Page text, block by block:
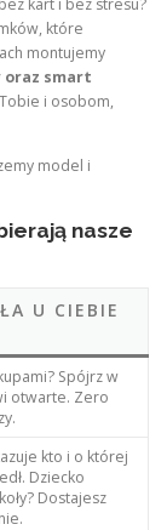
kart i bez stresu?
które
montujemy
oraz smart
i osobom,
model i
nasze
U CIEBIE
Spójrz w
otwarte. Zero
kto i o której
Dziecko
Dostajesz